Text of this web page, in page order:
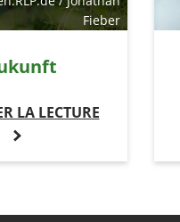
Fieber
LA LECTURE